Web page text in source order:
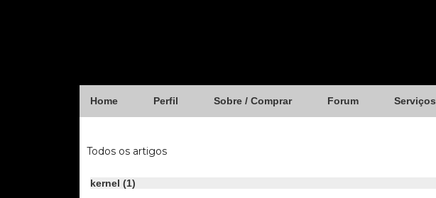
Home Perfil Sobre / Comprar Forum Serviços
Todos os artigos
kernel (1)